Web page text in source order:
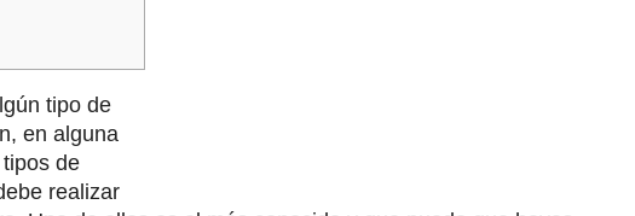
tipo de
en alguna
de
realizar